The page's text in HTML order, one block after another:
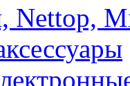
Nettop,